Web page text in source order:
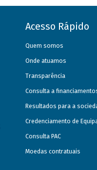
Acesso Rápido
Quem somos
Onde atuamos
Transparência
Consulta a
Resultados para a
Credenciamento de
Consulta PAC
Moedas contratuais